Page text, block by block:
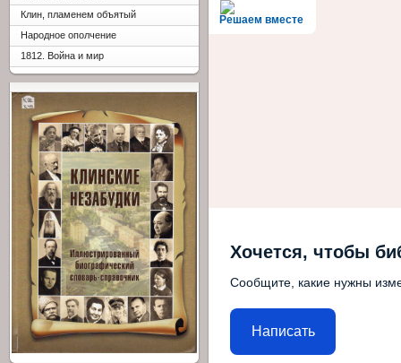
Решаем вместе
Хочется, чтобы
Сообщите, какие нужны
Написать
Клин, пламенем объятый
Народное ополчение
1812. Война и мир